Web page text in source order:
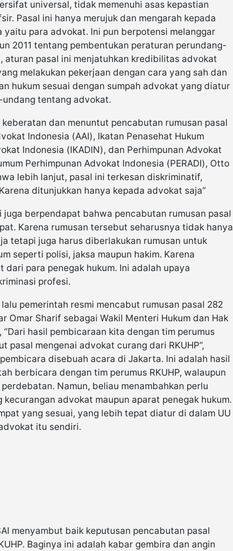
universal, tidak memenuhi asas kepastian
Pasal ini hanya merujuk dan mengarah kepada
para advokat. Ini pun berpotensi melanggar
2011 tentang pembentukan peraturan perundang-
aturan pasal ini menjatuhkan kredibilitas advokat
melakukan pekerjaan dengan cara yang sah dan
hukum sesuai dengan sumpah advokat yang diatur
tentang advokat.
dan menuntut pencabutan rumusan pasal
Indonesia (AAI), Ikatan Penasehat Hukum
Indonesia (IKADIN), dan Perhimpunan Advokat
Perhimpunan Advokat Indonesia (PERADI), Otto
lebih lanjut, pasal ini terkesan diskriminatif,
ditunjukkan hanya kepada advokat saja”
juga berpendapat bahwa pencabutan rumusan pasal
Karena rumusan tersebut seharusnya tidak hanya
tetapi juga harus diberlakukan rumusan untuk
seperti polisi, jaksa maupun hakim. Karena
dari para penegak hukum. Ini adalah upaya
profesi.
pemerintah resmi mencabut rumusan pasal 282
Omar Sharif sebagai Wakil Menteri Hukum dan Hak
“Dari hasil pembicaraan kita dengan tim perumus
pasal mengenai advokat curang dari RKUHP”,
disebuah acara di Jakarta. Ini adalah hasil
berbicara dengan tim perumus RKUHP, walaupun
Namun, beliau menambahkan perlu
advokat maupun aparat penegak hukum.
yang sesuai, yang lebih tepat diatur di dalam UU
itu sendiri.
menyambut baik keputusan pencabutan pasal
Baginya ini adalah kabar gembira dan angin